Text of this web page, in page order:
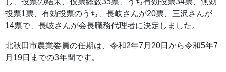
投票1票、有効投票のうち、長岐さんが20票、三沢さんが
14票で、長岐さんが会長職務代理者に決定しました。
北秋田市農業委員の任期は、令和2年7月20日から令和5年7
月19日までの3年間です。